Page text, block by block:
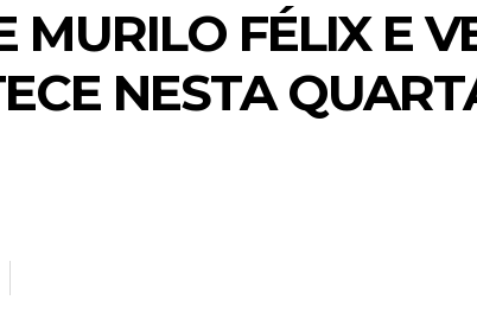
MURILO FÉLIX E
NESTA